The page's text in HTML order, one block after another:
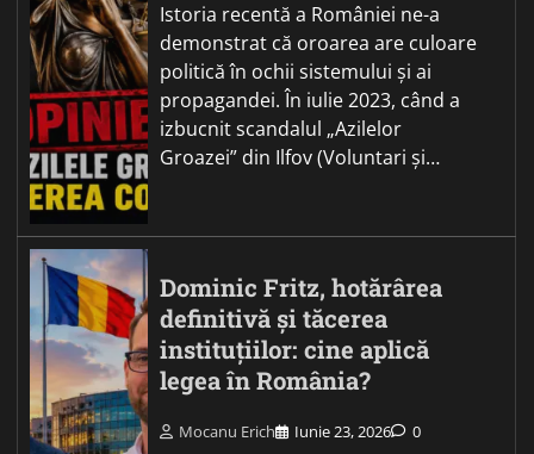
Istoria recentă a României ne-a
demonstrat că oroarea are culoare
politică în ochii sistemului și ai
propagandei. În iulie 2023, când a
izbucnit scandalul „Azilelor
Groazei” din Ilfov (Voluntari și…
Dominic Fritz, hotărârea
definitivă și tăcerea
instituțiilor: cine aplică
legea în România?
Mocanu Erich Iunie 23, 2026 0